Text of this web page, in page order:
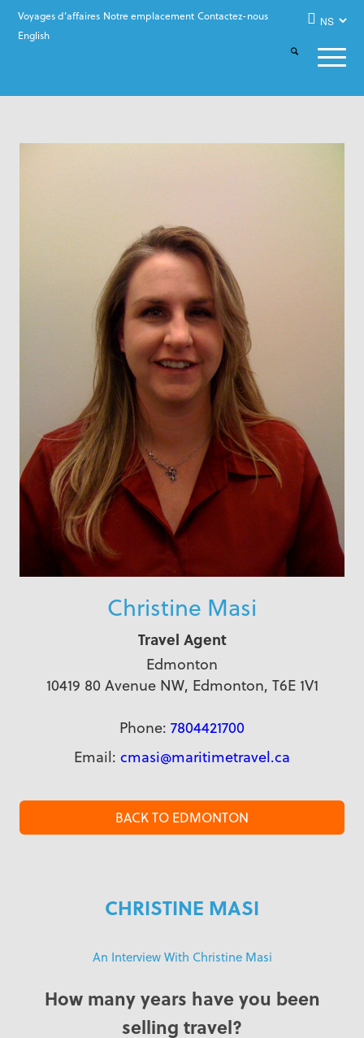
Voyages d’affaires Notre emplacement Contactez-nous
English
Christine Masi
Travel Agent
Edmonton
10419 80 Avenue NW, Edmonton, T6E 1V1
Phone: 7804421700
Email: cmasi@maritimetravel.ca
BACK TO EDMONTON
CHRISTINE MASI
An Interview With Christine Masi
How many years have you been
selling travel?